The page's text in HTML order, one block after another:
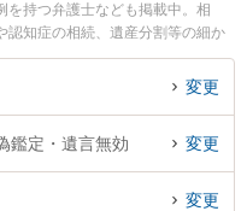
持つ弁護士なども掲載中。相
認知症の相続、遺産分割等の細か
に天野・上垣法律会計事務所の大
健一弁護士、姫路さくら法律事務
の実績豊富な近くの弁護士を検索
談できる姫路市内の弁護士に相談
すめです。
変更
鑑定・遺言無効 変更
変更